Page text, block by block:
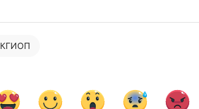
КГИОП